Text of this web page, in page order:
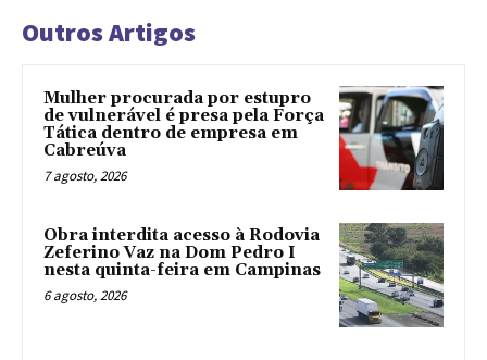
Outros Artigos
Mulher procurada por estupro
de vulnerável é presa pela Força
Tática dentro de empresa em
Cabreúva
7 agosto, 2026
Obra interdita acesso à Rodovia
Zeferino Vaz na Dom Pedro I
nesta quinta-feira em Campinas
6 agosto, 2026